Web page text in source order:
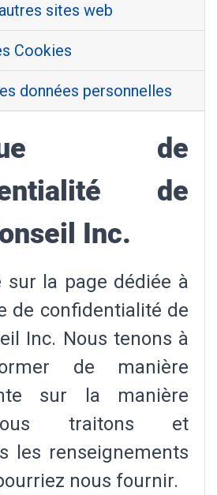
sites web
Cookies
données personnelles
de
de
Inc.
sur la page dédiée à
de confidentialité de
Inc. Nous tenons à
de manière
sur la manière
traitons et
les renseignements
nous fournir.